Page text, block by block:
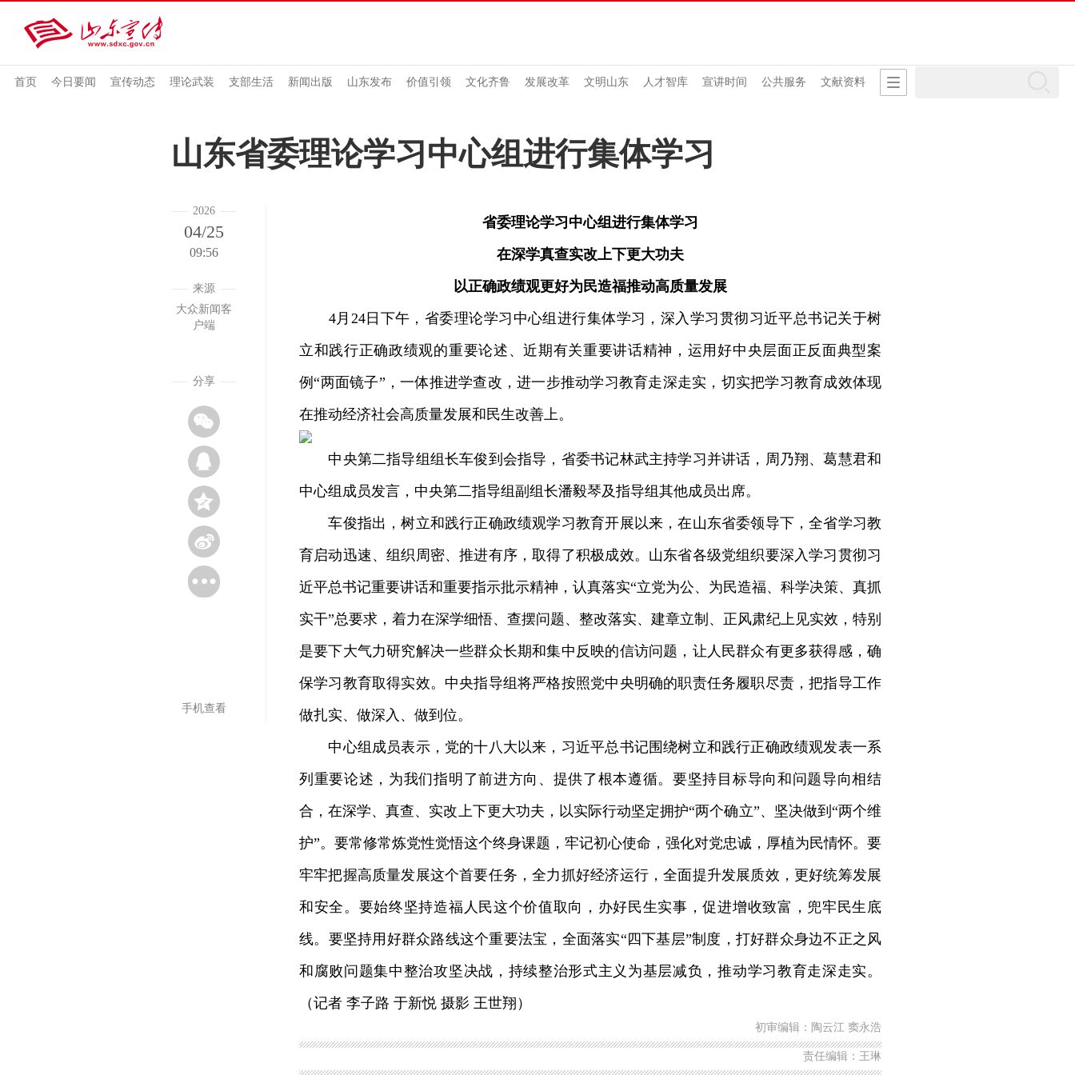
首页 今日要闻 宣传动态 理论武装 支部生活 新闻出版 山东发布 价值引领 文化齐鲁 发展改革 文明山东 人才智库 宣讲时间 公共服务 文献资料
山东省委理论学习中心组进行集体学习
2026
04/25
09:56
来源
大众新闻客
户端
分享
手机查看
省委理论学习中心组进行集体学习
在深学真查实改上下更大功夫
以正确政绩观更好为民造福推动高质量发展
4月24日下午，省委理论学习中心组进行集体学习，深入学习贯彻习近平总书记关于树
立和践行正确政绩观的重要论述、近期有关重要讲话精神，运用好中央层面正反面典型案
例“两面镜子”，一体推进学查改，进一步推动学习教育走深走实，切实把学习教育成效体现
在推动经济社会高质量发展和民生改善上。
中央第二指导组组长车俊到会指导，省委书记林武主持学习并讲话，周乃翔、葛慧君和
中心组成员发言，中央第二指导组副组长潘毅琴及指导组其他成员出席。
车俊指出，树立和践行正确政绩观学习教育开展以来，在山东省委领导下，全省学习教
育启动迅速、组织周密、推进有序，取得了积极成效。山东省各级党组织要深入学习贯彻习
近平总书记重要讲话和重要指示批示精神，认真落实“立党为公、为民造福、科学决策、真抓
实干”总要求，着力在深学细悟、查摆问题、整改落实、建章立制、正风肃纪上见实效，特别
是要下大气力研究解决一些群众长期和集中反映的信访问题，让人民群众有更多获得感，确
保学习教育取得实效。中央指导组将严格按照党中央明确的职责任务履职尽责，把指导工作
做扎实、做深入、做到位。
中心组成员表示，党的十八大以来，习近平总书记围绕树立和践行正确政绩观发表一系
列重要论述，为我们指明了前进方向、提供了根本遵循。要坚持目标导向和问题导向相结
合，在深学、真查、实改上下更大功夫，以实际行动坚定拥护“两个确立”、坚决做到“两个维
护”。要常修常炼党性觉悟这个终身课题，牢记初心使命，强化对党忠诚，厚植为民情怀。要
牢牢把握高质量发展这个首要任务，全力抓好经济运行，全面提升发展质效，更好统筹发展
和安全。要始终坚持造福人民这个价值取向，办好民生实事，促进增收致富，兜牢民生底
线。要坚持用好群众路线这个重要法宝，全面落实“四下基层”制度，打好群众身边不正之风
和腐败问题集中整治攻坚决战，持续整治形式主义为基层减负，推动学习教育走深走实。
（记者 李子路 于新悦 摄影 王世翔）
初审编辑：陶云江 窦永浩
责任编辑：王琳